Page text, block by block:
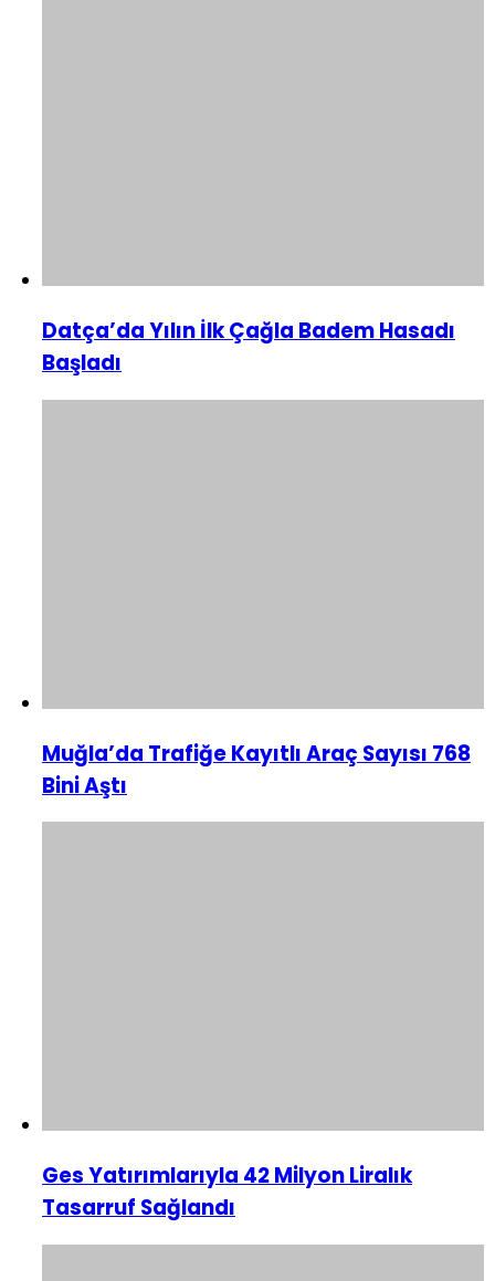
Datça’da Yılın İlk Çağla Badem Hasadı
Başladı
Muğla’da Trafiğe Kayıtlı Araç Sayısı 768
Bini Aştı
Ges Yatırımlarıyla 42 Milyon Liralık
Tasarruf Sağlandı